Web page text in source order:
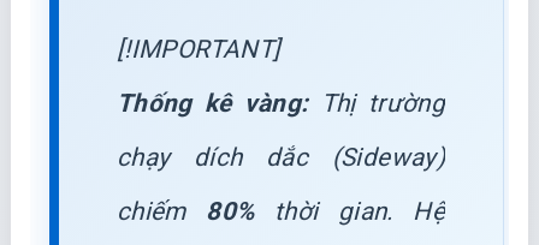
[!IMPORTANT]
Thống kê vàng:Thị trường
chạy dích dắc (Sideway)
chiếm 80%thời gian. Hệ